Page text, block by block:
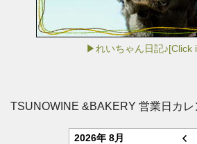
▶れいちゃん日記♪[Click
TSUNOWINE &BAKERY 営業日カレ
2026年 8月